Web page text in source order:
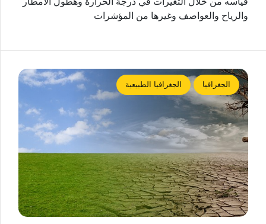
والرياح والعواصف وغيرها من المؤشرات
الجغرافيا الجغرافيا الطبيعية